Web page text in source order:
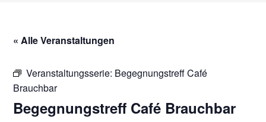
« Alle Veranstaltungen
Veranstaltungsserie: Begegnungstreff Café
Brauchbar
Begegnungstreff Café Brauchbar